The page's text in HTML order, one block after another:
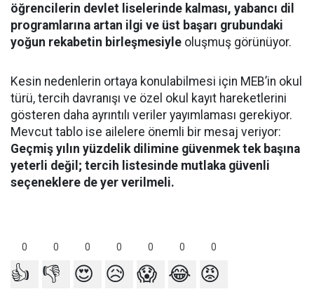
öğrencilerin devlet liselerinde kalması, yabancı dil
programlarına artan ilgi ve üst başarı grubundaki
yoğun rekabetin birleşmesiyle oluşmuş görünüyor.
Kesin nedenlerin ortaya konulabilmesi için MEB’in okul
türü, tercih davranışı ve özel okul kayıt hareketlerini
gösteren daha ayrıntılı veriler yayımlaması gerekiyor.
Mevcut tablo ise ailelere önemli bir mesaj veriyor:
Geçmiş yılın yüzdelik dilimine güvenmek tek başına
yeterli değil; tercih listesinde mutlaka güvenli
seçeneklere de yer verilmeli.
0 0 0 0 0 0 0
👍 👎 😍 😥 😱 😂 😡